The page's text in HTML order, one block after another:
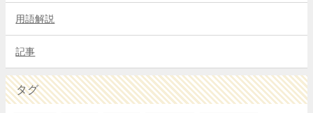
用語解説
記事
タグ